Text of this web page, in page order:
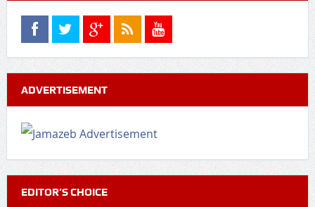
ADVERTISEMENT
EDITOR’S CHOICE